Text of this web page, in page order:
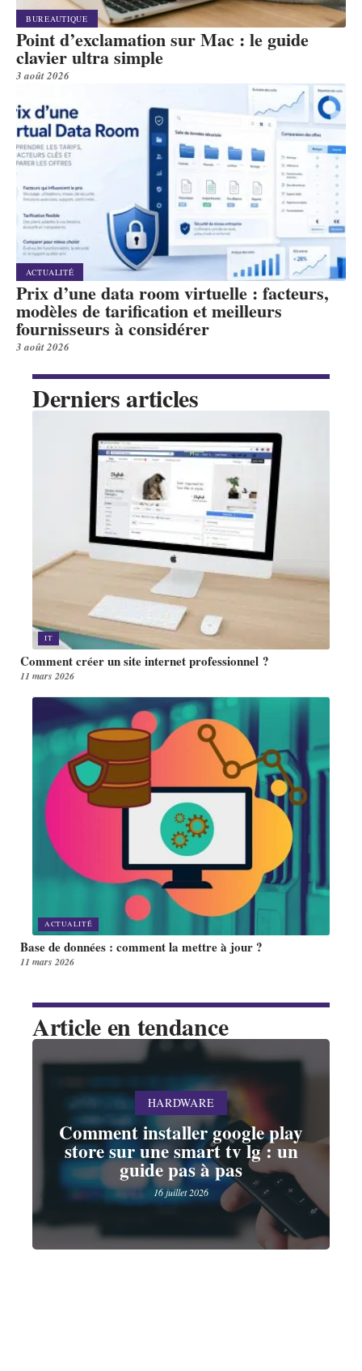
BUREAUTIQUE
Point d’exclamation sur Mac : le guide
clavier ultra simple
3 août 2026
ACTUALITÉ
Prix d’une data room virtuelle : facteurs,
modèles de tarification et meilleurs
fournisseurs à considérer
3 août 2026
Derniers articles
IT
Comment créer un site internet professionnel ?
11 mars 2026
ACTUALITÉ
Base de données : comment la mettre à jour ?
11 mars 2026
Article en tendance
HARDWARE
Comment installer google play
store sur une smart tv lg : un
guide pas à pas
16 juillet 2026